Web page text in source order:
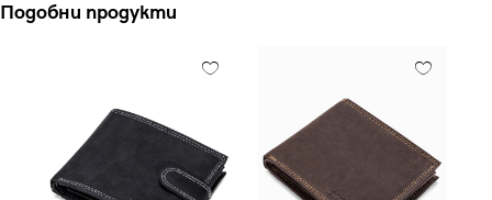
Подобни продукти